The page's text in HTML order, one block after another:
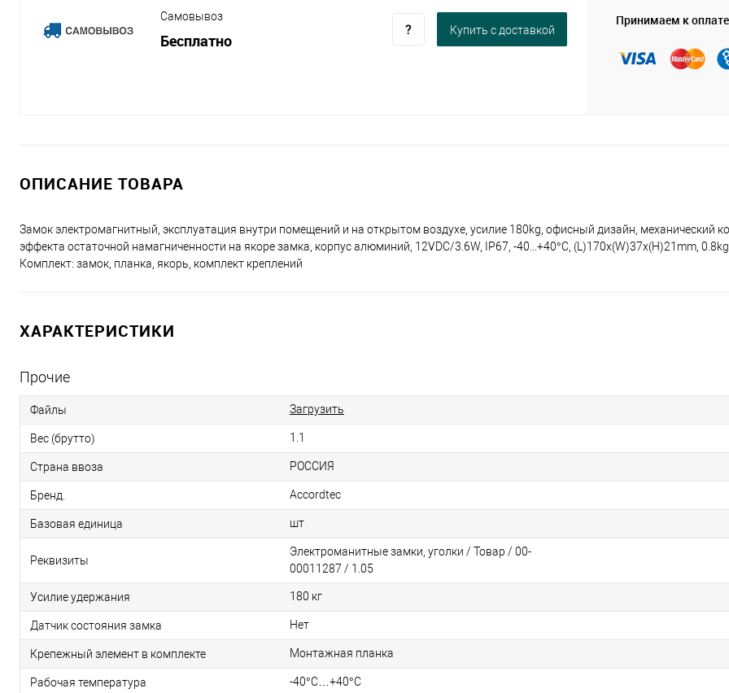
Самовывоз
Бесплатно
Купить c доставкой
Принимаем к оплате
ОПИСАНИЕ ТОВАРА
Замок электромагнитный, эксплуатация внутри помещений и на открытом воздухе, усилие 180kg, офисный дизайн, механический
эффекта остаточной намагниченности на якоре замка, корпус алюминий, 12VDC/3.6W, IP67, -40...+40°C, (L)170x(W)37x(H)21mm,
Комплект: замок, планка, якорь, комплект креплений
ХАРАКТЕРИСТИКИ
Прочие
Файлы Загрузить
Вес (брутто) 1.1
Страна ввоза РОССИЯ
Бренд. Accordtec
Базовая единица шт
Реквизиты
Электроманитные замки, уголки / Товар / 00-
00011287 / 1.05
Усилие удержания 180 кг
Датчик состояния замка Нет
Крепежный элемент в комплекте Монтажная планка
Рабочая температура -40°С…+40°С